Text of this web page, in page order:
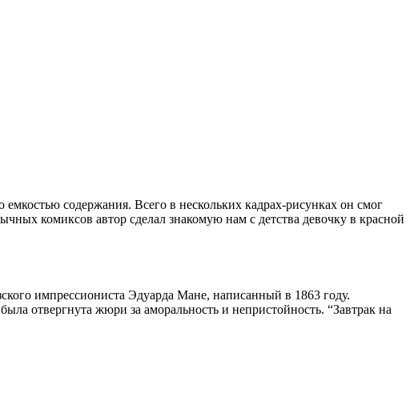
содержания. Всего в нескольких кадрах-рисунках он смог
комиксов автор сделал знакомую нам с детства девочку в красной
импрессиониста Эдуарда Мане, написанный в 1863 году.
отвергнута жюри за аморальность и непристойность. “Завтрак на